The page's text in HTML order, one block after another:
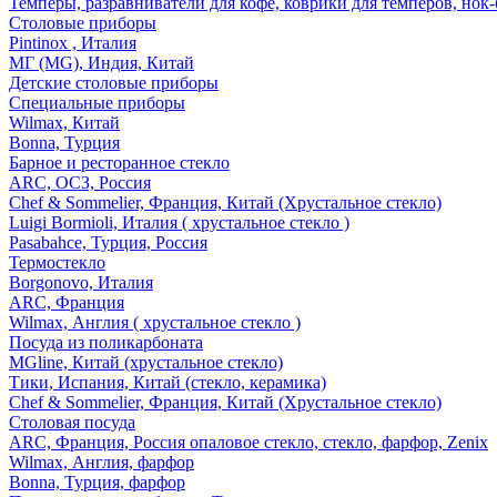
Столовые приборы
Pintinox , Италия
МГ (MG), Индия, Китай
Детские столовые приборы
Специальные приборы
Wilmax, Китай
Bonna, Турция
Барное и ресторанное стекло
ARC, ОСЗ, Россия
Chef & Sommelier, Франция, Китай (Хрустальное стекло)
Luigi Bormioli, Италия ( хрустальное стекло )
Pasabahce, Турция, Россия
Термостекло
Borgonovo, Италия
ARC, Франция
Wilmax, Англия ( хрустальное стекло )
Посуда из поликарбоната
MGline, Китай (хрустальное стекло)
Тики, Испания, Китай (стекло, керамика)
Chef & Sommelier, Франция, Китай (Хрустальное стекло)
Столовая посуда
ARC, Франция, Россия опаловое стекло, стекло, фарфор, Zenix
Wilmax, Англия, фарфор
Bonna, Турция, фарфор